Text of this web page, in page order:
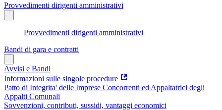
Provvedimenti dirigenti amministrativi
Provvedimenti dirigenti amministrativi
Bandi di gara e contratti
Avvisi e Bandi
Informazioni sulle singole procedure
Patto di Integrita' delle Imprese Concorrenti ed Appaltatrici degli
Appalti Comunali
Sovvenzioni, contributi, sussidi, vantaggi economici